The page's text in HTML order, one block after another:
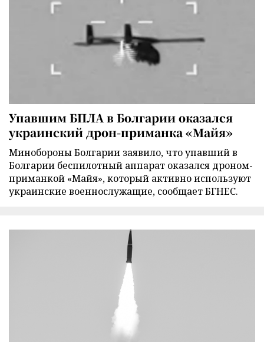
Упавшим БПЛА в Болгарии оказался
украинский дрон-приманка «Майя»
Минобороны Болгарии заявило, что упавший в
Болгарии беспилотный аппарат оказался дроном-
приманкой «Майя», который активно используют
украинские военнослужащие, сообщает БГНЕС.